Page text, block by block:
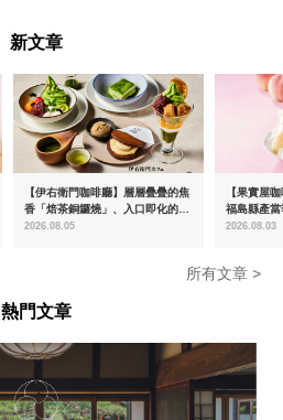
新文章
【伊右衛門咖啡廳】層層疊疊的焦
香「焙茶銅鑼燒」、入口即化的
「宇治抹茶提拉米蘇」全新登場
2026.08.05
【果實屋
福島縣產
2026.08.03
所有文章 >
熱門文章